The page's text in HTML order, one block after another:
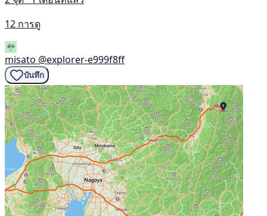
12 การดู
misato @explorer-e999f8ff
บันทึก